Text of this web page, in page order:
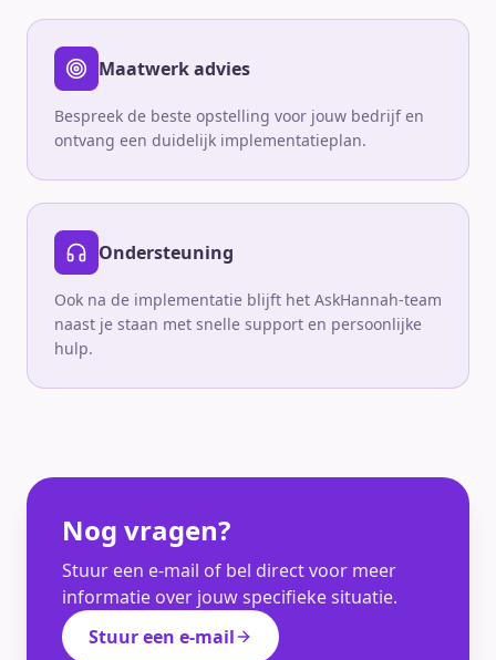
Maatwerk advies
Bespreek de beste opstelling voor jouw bedrijf en
ontvang een duidelijk implementatieplan.
Ondersteuning
Ook na de implementatie blijft het AskHannah-team
naast je staan met snelle support en persoonlijke
hulp.
Nog vragen?
Stuur een e-mail of bel direct voor meer
informatie over jouw specifieke situatie.
Stuur een e-mail